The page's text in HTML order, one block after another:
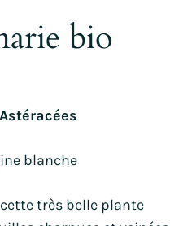
bio
blanche
très belle plante